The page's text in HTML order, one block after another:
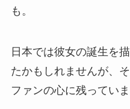
も。
日本では彼女の誕生を
たかもしれませんが、
ファンの心に残っていま